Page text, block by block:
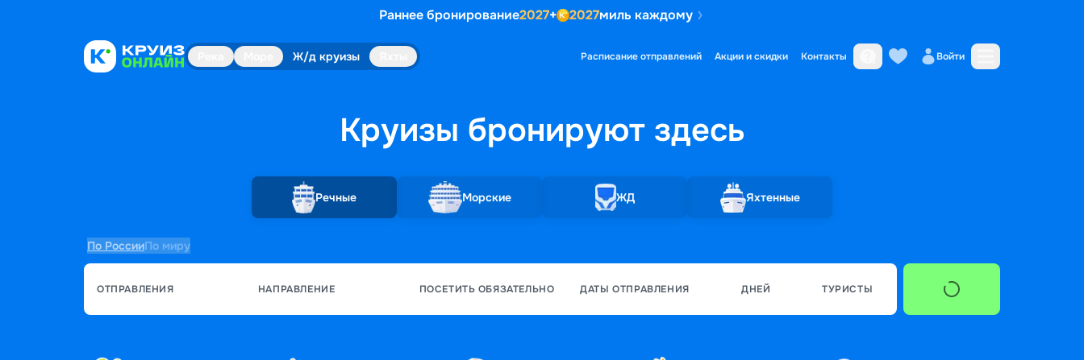
Раннее бронирование2027+ 2027миль каждому
Ж/д круизы Расписание отправлений Акции и скидки Контакты Войти
Круизы бронируютздесь
Речные Морские ЖД Яхтенные
По РоссииПо миру
ОТПРАВЛЕНИЯ НАПРАВЛЕНИЕ ПОСЕТИТЬ ОБЯЗАТЕЛЬНО ДАТЫ ОТПРАВЛЕНИЯ ДНЕЙ ТУРИСТЫ